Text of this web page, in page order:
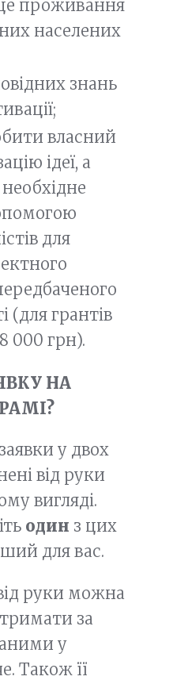
проживання
населених
знань
власний
ідеї, а
для
(для грантів
000 грн).
НА
у двох
від руки
вигляді.
один з цих
для вас.
руки можна
за
у
Також її